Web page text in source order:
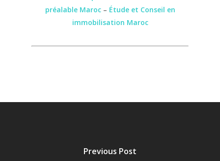
préalable Maroc– Étude et Conseil en
immobilisation Maroc
Previous Post